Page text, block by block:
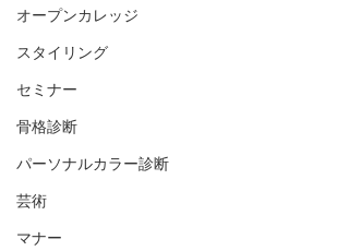
オープンカレッジ
スタイリング
セミナー
骨格診断
パーソナルカラー診断
芸術
マナー